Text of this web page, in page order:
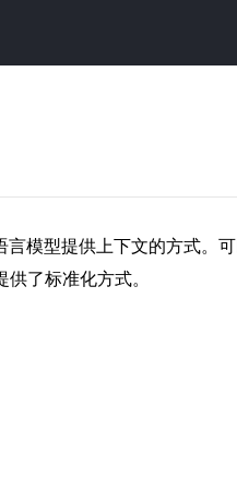
模型提供上下文的方式。
了标准化方式。